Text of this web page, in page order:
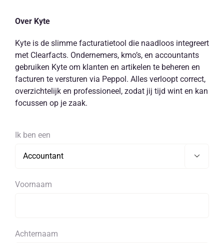
Over Kyte
Kyte is de slimme facturatietool die naadloos integreert
met Clearfacts. Ondernemers, kmo’s, en accountants
gebruiken Kyte om klanten en artikelen te beheren en
facturen te versturen via Peppol. Alles verloopt correct,
overzichtelijk en professioneel, zodat jij tijd wint en kan
focussen op je zaak.
Ik ben een

Voornaam
Achternaam